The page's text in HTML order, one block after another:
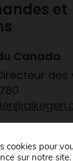
et
Canada
des
cookies pour
sur notre site.